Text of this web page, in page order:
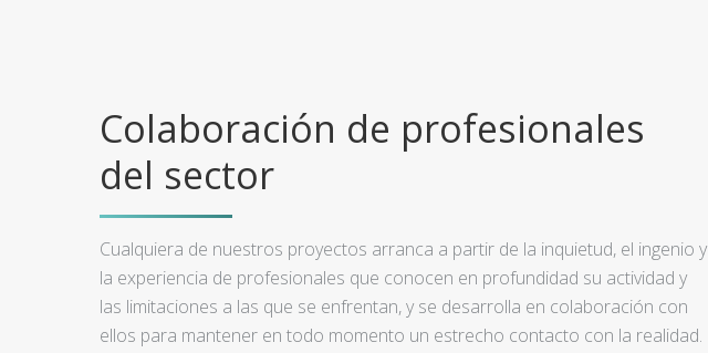
Colaboración de profesionales
del sector
Cualquiera de nuestros proyectos arranca a partir de la inquietud, el ingenio y
la experiencia de profesionales que conocen en profundidad su actividad y
las limitaciones a las que se enfrentan, y se desarrolla en colaboración con
ellos para mantener en todo momento un estrecho contacto con la realidad.